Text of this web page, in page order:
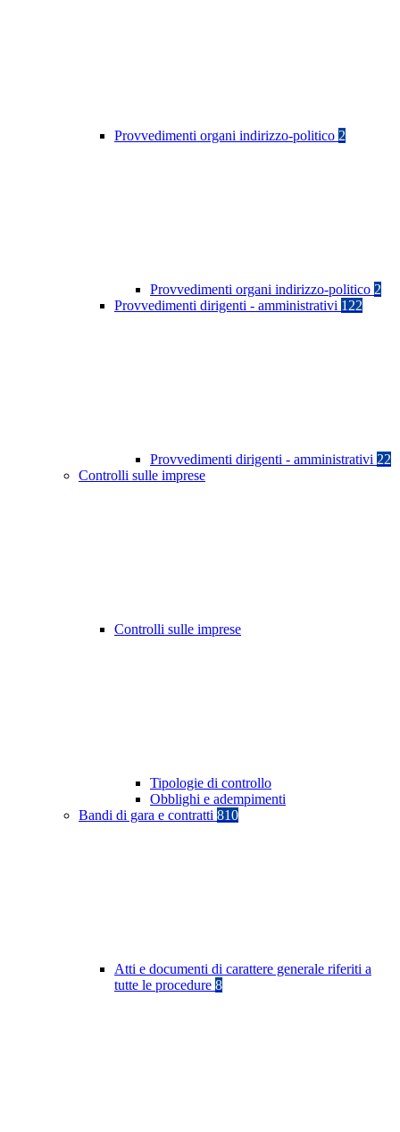
Provvedimenti organi indirizzo-politico 2
Provvedimenti organi indirizzo-politico 2
Provvedimenti dirigenti - amministrativi 122
Provvedimenti dirigenti - amministrativi 22
Controlli sulle imprese
Controlli sulle imprese
Tipologie di controllo
Obblighi e adempimenti
Bandi di gara e contratti 810
Atti e documenti di carattere generale riferiti a
tutte le procedure 8